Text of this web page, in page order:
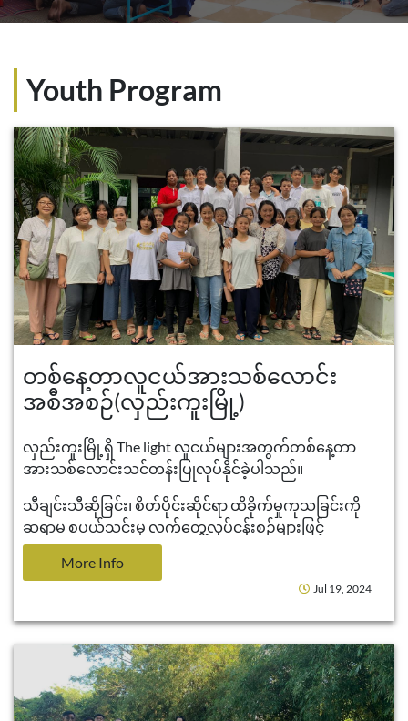
Youth Program
တစ်နေ့တာလူငယ်အားသစ်လောင်း
အစီအစဉ်(လှည်းကူးမြို့)
လှည်းကူးမြို့ရှိ The light လူငယ်များအတွက်တစ်နေ့တာ
အားသစ်လောင်းသင်တန်းပြုလုပ်နိုင်ခဲ့ပါသည်။
သီချင်းသီဆိုခြင်း၊ စိတ်ပိုင်းဆိုင်ရာ ထိခိုက်မှုကုသခြင်းကို
ဆရာမ စပယ်သင်းမှ လက်တွေ့လုပ်ငန်းစဉ်များဖြင့်
သင်ကြားခဲ့ပါသည်။
More Info
Jul 19, 2024